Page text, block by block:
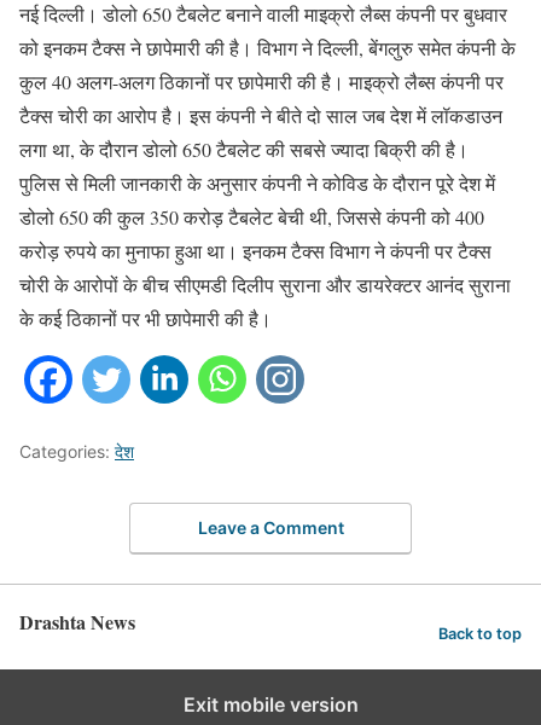
नई दिल्ली। डोलो 650 टैबलेट बनाने वाली माइक्रो लैब्स कंपनी पर बुधवार
को इनकम टैक्स ने छापेमारी की है। विभाग ने दिल्ली, बेंगलुरु समेत कंपनी के
कुल 40 अलग-अलग ठिकानों पर छापेमारी की है। माइक्रो लैब्स कंपनी पर
टैक्स चोरी का आरोप है। इस कंपनी ने बीते दो साल जब देश में लॉकडाउन
लगा था, के दौरान डोलो 650 टैबलेट की सबसे ज्यादा बिक्री की है।
पुलिस से मिली जानकारी के अनुसार कंपनी ने कोविड के दौरान पूरे देश में
डोलो 650 की कुल 350 करोड़ टैबलेट बेची थी, जिससे कंपनी को 400
करोड़ रुपये का मुनाफा हुआ था। इनकम टैक्स विभाग ने कंपनी पर टैक्स
चोरी के आरोपों के बीच सीएमडी दिलीप सुराना और डायरेक्टर आनंद सुराना
के कई ठिकानों पर भी छापेमारी की है।
Categories: देश
Leave a Comment
Drashta News Back to top
Exit mobile version